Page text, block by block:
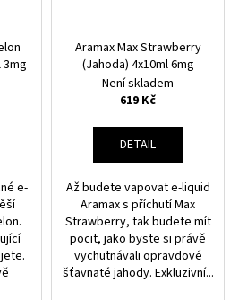
3mg
e-
Aramax Max Strawberry
(Jahoda) 4x10ml 6mg
Není skladem
619 Kč
DETAIL
Až budete vapovat e-liquid
Aramax s příchutí Max
Strawberry, tak budete mít
pocit, jako byste si právě
vychutnávali opravdové
šťavnaté jahody. Exkluzivní...